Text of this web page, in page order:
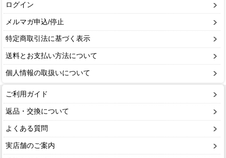
ログイン
メルマガ申込/停止
特定商取引法に基づく表示
送料とお支払い方法について
個人情報の取扱いについて
ご利用ガイド
返品・交換について
よくある質問
実店舗のご案内